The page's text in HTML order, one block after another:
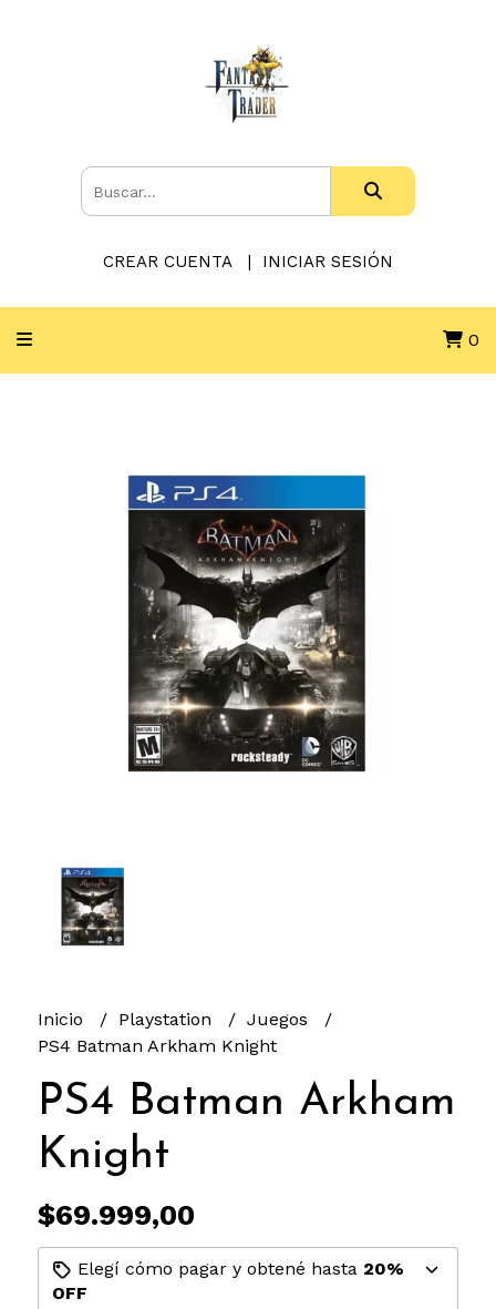
CREAR CUENTA INICIAR SESIÓN
0
Inicio Playstation
Juegos
PS4 Batman Arkham Knight
PS4 Batman Arkham
Knight
$69.999,00
Elegí cómo pagar y obtené hasta 20%
OFF